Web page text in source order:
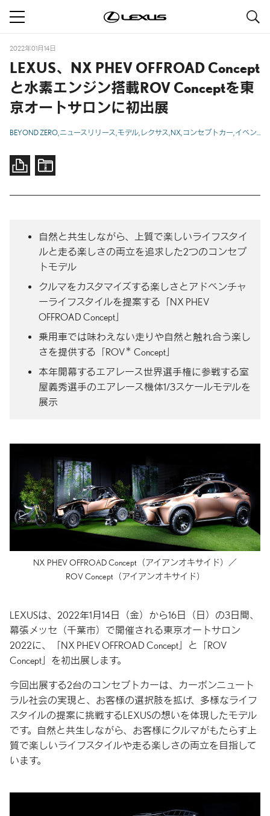
2022年01月14日
LEXUS、NX PHEV OFFROAD Concept
と水素エンジン搭載ROV Conceptを東
京オートサロンに初出展
BEYOND ZERO ニュースリリース モデル レクサス NX コンセプトカー イベント
自然と共生しながら、上質で楽しいライフスタイ
ルと走る楽しさの両立を追求した2つのコンセプ
トモデル
クルマをカスタマイズする楽しさとアドベンチャ
ーライフスタイルを提案する「NX PHEV
OFFROAD Concept」
乗用車では味わえない走りや自然と触れ合う楽し
さを提供する 「ROV ＊ Concept」
本年開幕するエアレース世界選手権に参戦する室
屋義秀選手のエアレース機体1/3スケールモデルを
展示
NX PHEV OFFROAD Concept （アイアンオキサイド）／
ROV Concept （アイアンオキサイド）
LEXUSは、2022年1月14日（金）から16日（日）の3日間、
幕張メッセ（千葉市）で開催される東京オートサロン
2022に、「NX PHEV OFFROAD Concept」と「ROV
Concept」を初出展します。
今回出展する2台のコンセプトカーは、カーボンニュート
ラル社会の実現と、お客様の選択肢を拡げ、多様なライフ
スタイルの提案に挑戦するLEXUSの想いを体現したモデル
です。自然と共生しながら、お客様にクルマがもたらす上
質で楽しいライフスタイルや走る楽しさの両立を目指して
います。